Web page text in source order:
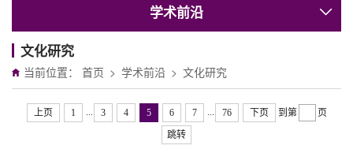
学术前沿
文化研究
当前位置： 首页 > 学术前沿 > 文化研究
上页 1 3 4 5 6 7 76 下页 到第
页
跳转